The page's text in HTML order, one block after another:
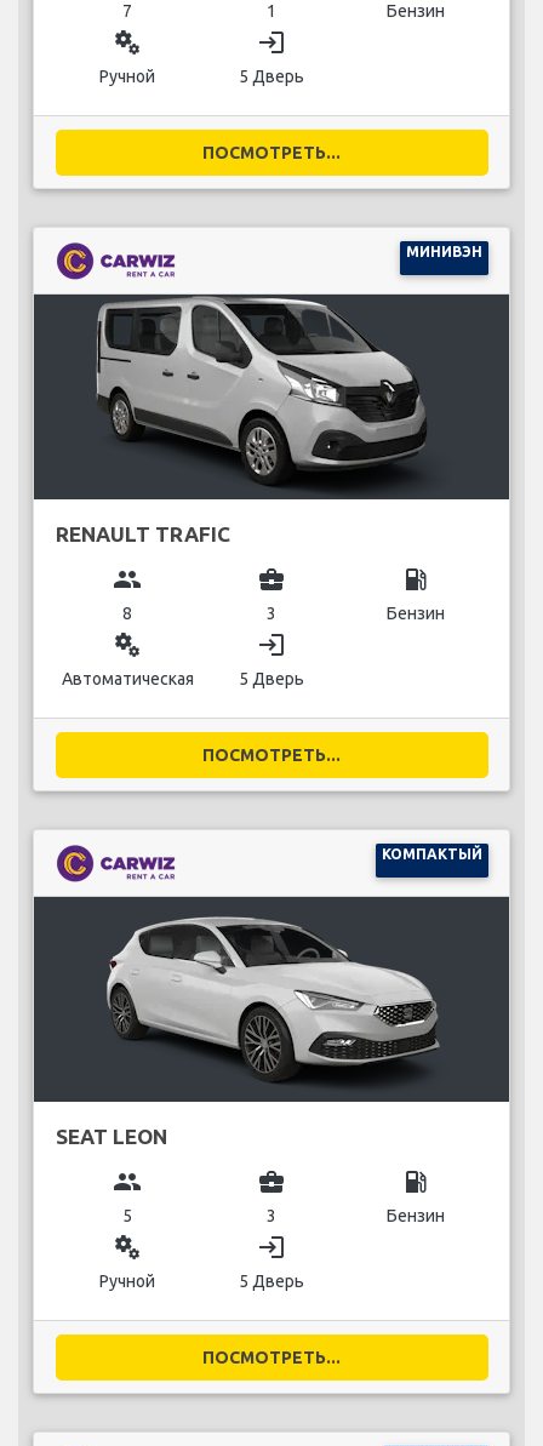
7 1 Бензин
miscellaneous_services
Ручной
login
5 Дверь
ПОСМОТРЕТЬ...
МИНИВЭН
RENAULT TRAFIC
group
8
business_center
3
local_gas_station
Бензин
miscellaneous_services
Автоматическая
login
5 Дверь
ПОСМОТРЕТЬ...
КОМПАКТЫЙ
SEAT LEON
group
5
business_center
3
local_gas_station
Бензин
miscellaneous_services
Ручной
login
5 Дверь
ПОСМОТРЕТЬ...